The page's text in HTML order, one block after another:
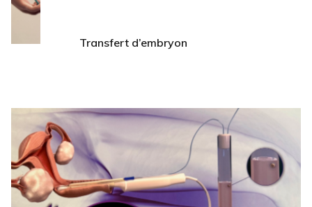
Transfert d’embryon